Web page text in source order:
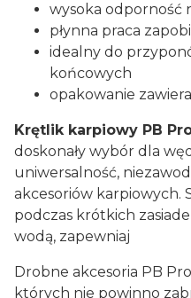
wysoka odporność
płynna praca
idealny do
końcowych
opakowanie zawiera
Krętlik karpiowy PB
doskonały wybór dla
uniwersalność,
akcesoriów karpiowych.
podczas krótkich
wodą, zapewniaj
Drobne akcesoria PB
których nie powinno